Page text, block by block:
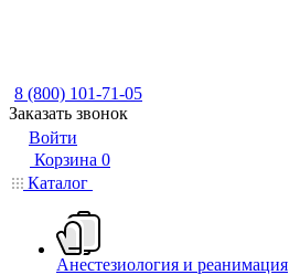
8 (800) 101-71-05
Заказать звонок
Войти
Корзина 0
Каталог
Анестезиология и реанимация